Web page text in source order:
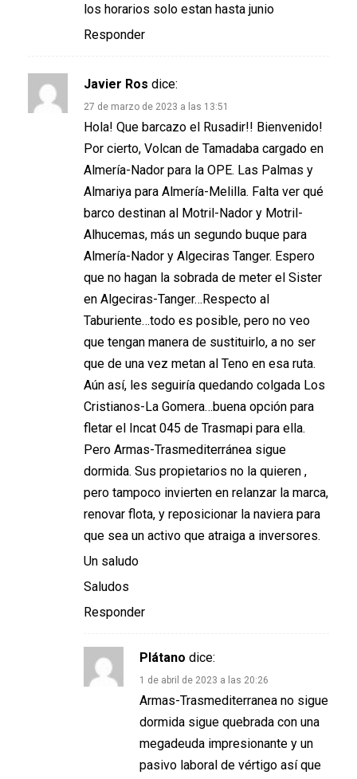
los horarios solo estan hasta junio
Responder
Javier Ros dice:
27 de marzo de 2023 a las 13:51
Hola! Que barcazo el Rusadir!! Bienvenido!
Por cierto, Volcan de Tamadaba cargado en
Almería-Nador para la OPE. Las Palmas y
Almariya para Almería-Melilla. Falta ver qué
barco destinan al Motril-Nador y Motril-
Alhucemas, más un segundo buque para
Almería-Nador y Algeciras Tanger. Espero
que no hagan la sobrada de meter el Sister
en Algeciras-Tanger…Respecto al
Taburiente…todo es posible, pero no veo
que tengan manera de sustituirlo, a no ser
que de una vez metan al Teno en esa ruta.
Aún así, les seguiría quedando colgada Los
Cristianos-La Gomera…buena opción para
fletar el Incat 045 de Trasmapi para ella.
Pero Armas-Trasmediterránea sigue
dormida. Sus propietarios no la quieren ,
pero tampoco invierten en relanzar la marca,
renovar flota, y reposicionar la naviera para
que sea un activo que atraiga a inversores.
Un saludo
Saludos
Responder
Plátano dice:
1 de abril de 2023 a las 20:26
Armas-Trasmediterranea no sigue
dormida sigue quebrada con una
megadeuda impresionante y un
pasivo laboral de vértigo así que